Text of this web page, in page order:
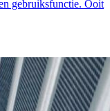
gebruiksfunctie. Ooit